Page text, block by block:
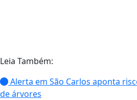
Leia Também:
Alerta em São Carlos aponta
de árvores